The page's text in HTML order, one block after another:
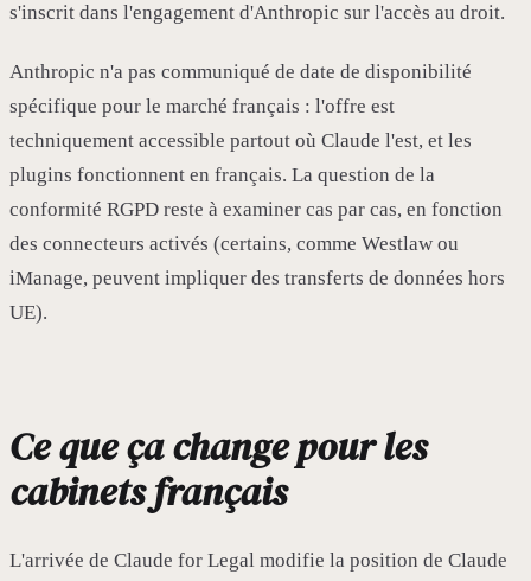
s'inscrit dans l'engagement d'Anthropic sur l'accès au droit.
Anthropic n'a pas communiqué de date de disponibilité
spécifique pour le marché français : l'offre est
techniquement accessible partout où Claude l'est, et les
plugins fonctionnent en français. La question de la
conformité RGPD reste à examiner cas par cas, en fonction
des connecteurs activés (certains, comme Westlaw ou
iManage, peuvent impliquer des transferts de données hors
UE).
Ce que ça change pour les
cabinets français
L'arrivée de Claude for Legal modifie la position de Claude